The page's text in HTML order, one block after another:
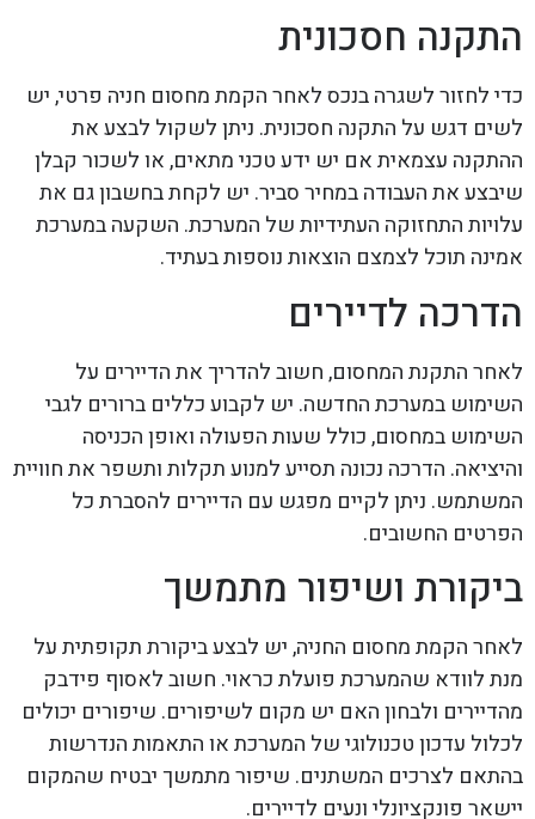
התקנה חסכונית
כדי לחזור לשגרה בנכס לאחר הקמת מחסום חניה פרטי, יש
לשים דגש על התקנה חסכונית. ניתן לשקול לבצע את
ההתקנה עצמאית אם יש ידע טכני מתאים, או לשכור קבלן
שיבצע את העבודה במחיר סביר. יש לקחת בחשבון גם את
עלויות התחזוקה העתידיות של המערכת. השקעה במערכת
אמינה תוכל לצמצם הוצאות נוספות בעתיד.
הדרכה לדיירים
לאחר התקנת המחסום, חשוב להדריך את הדיירים על
השימוש במערכת החדשה. יש לקבוע כללים ברורים לגבי
השימוש במחסום, כולל שעות הפעולה ואופן הכניסה
והיציאה. הדרכה נכונה תסייע למנוע תקלות ותשפר את חוויית
המשתמש. ניתן לקיים מפגש עם הדיירים להסברת כל
הפרטים החשובים.
ביקורת ושיפור מתמשך
לאחר הקמת מחסום החניה, יש לבצע ביקורת תקופתית על
מנת לוודא שהמערכת פועלת כראוי. חשוב לאסוף פידבק
מהדיירים ולבחון האם יש מקום לשיפורים. שיפורים יכולים
לכלול עדכון טכנולוגי של המערכת או התאמות הנדרשות
בהתאם לצרכים המשתנים. שיפור מתמשך יבטיח שהמקום
יישאר פונקציונלי ונעים לדיירים.